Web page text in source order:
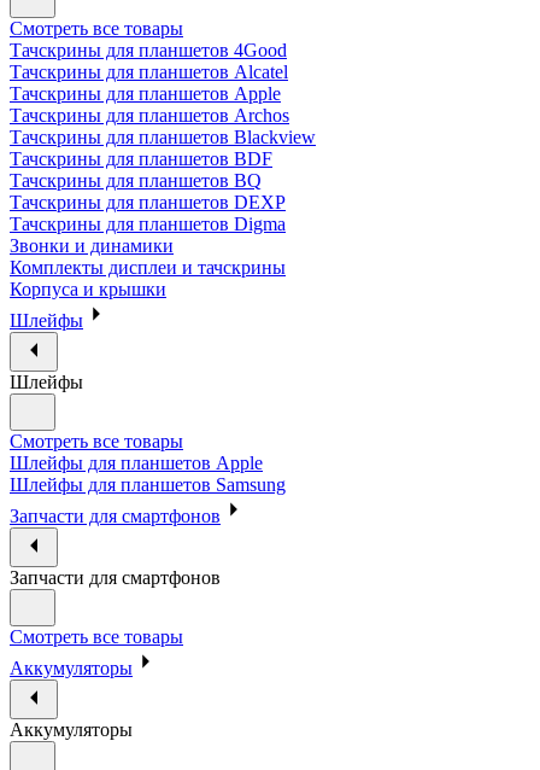
Смотреть все товары
Тачскрины для планшетов 4Good
Тачскрины для планшетов Alcatel
Тачскрины для планшетов Apple
Тачскрины для планшетов Archos
Тачскрины для планшетов Blackview
Тачскрины для планшетов BDF
Тачскрины для планшетов BQ
Тачскрины для планшетов DEXP
Тачскрины для планшетов Digma
Звонки и динамики
Комплекты дисплеи и тачскрины
Корпуса и крышки
Шлейфы
Шлейфы
Смотреть все товары
Шлейфы для планшетов Apple
Шлейфы для планшетов Samsung
Запчасти для смартфонов
Запчасти для смартфонов
Смотреть все товары
Аккумуляторы
Аккумуляторы